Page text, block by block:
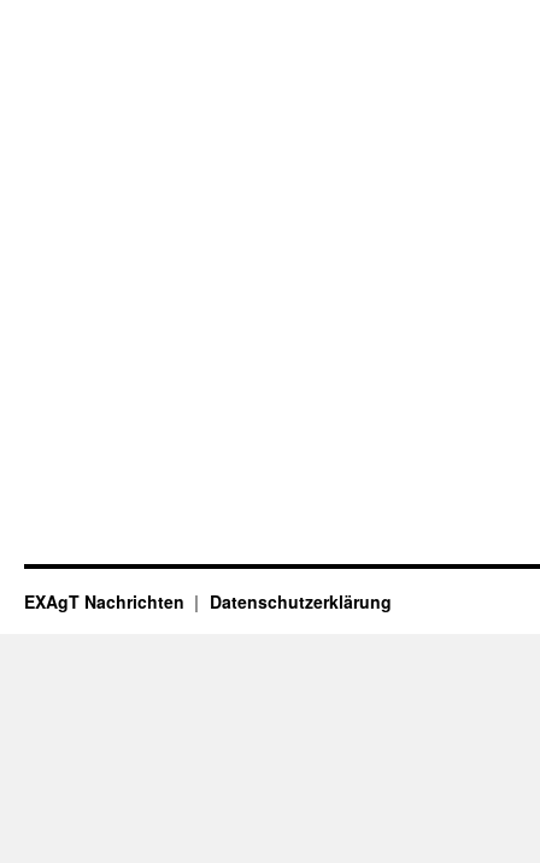
EXAgT Nachrichten Datenschutzerklärung